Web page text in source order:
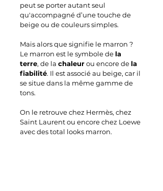
peut se porter autant seul
qu'accompagné d’une touche de
beige ou de couleurs simples.
Mais alors que signifie le marron ?
Le marron est le symbole de la
terre, de la chaleur ou encore de la
fiabilité. Il est associé au beige, car il
se situe dans la même gamme de
tons.
On le retrouve chez Hermès, chez
Saint Laurent ou encore chez Loewe
avec des total looks marron.